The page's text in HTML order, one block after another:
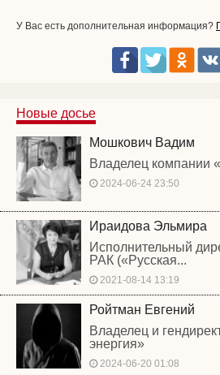
У Вас есть дополнительная информация?
Новые досье
Мошкович Вадим
Владелец компании
2024-06-24 23:50
Ираидова Эльмира
Исполнительный
РАК («Русская...
2021-08-14 13:19
Ройтман Евгений
Владелец и
энергия»
2024-06-20 01:08